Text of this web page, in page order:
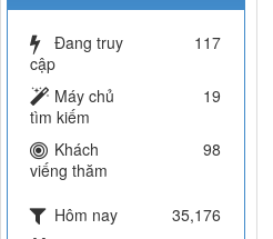
Đang truy
cập
117
Máy chủ
tìm kiếm
19
Khách
viếng thăm
98
Hôm nay
35,176